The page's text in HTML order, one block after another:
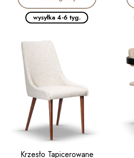
wysyłka 4-6 tyg.
Krzesło Tapicerowane